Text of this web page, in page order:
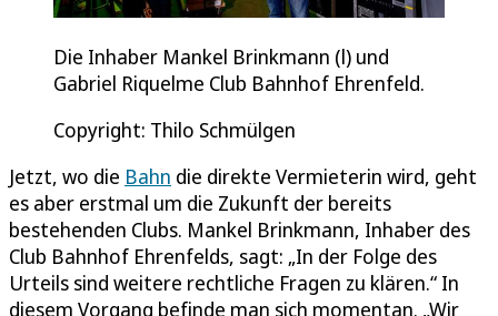
Die Inhaber Mankel Brinkmann (l) und
Gabriel Riquelme Club Bahnhof Ehrenfeld.
Copyright: Thilo Schmülgen
Jetzt, wo die Bahn die direkte Vermieterin wird, geht
es aber erstmal um die Zukunft der bereits
bestehenden Clubs. Mankel Brinkmann, Inhaber des
Club Bahnhof Ehrenfelds, sagt: „In der Folge des
Urteils sind weitere rechtliche Fragen zu klären.“ In
diesem Vorgang befinde man sich momentan. „Wir